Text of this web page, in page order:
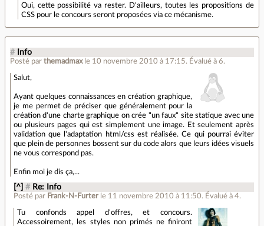
Oui, cette possibilité va rester. D'ailleurs, toutes les propositions de
CSS pour le concours seront proposées via ce mécanisme.
# Info
Posté par themadmax le 10 novembre 2010 à 17:15. Évalué à 6.
Salut,
Ayant quelques connaissances en création graphique,
je me permet de préciser que généralement pour la
création d'une charte graphique on crée "un faux" site statique avec une
ou plusieurs pages qui est simplement une image. Et seulement après
validation que l'adaptation html/css est réalisée. Ce qui pourrai éviter
que plein de personnes bossent sur du code alors que leurs idées visuels
ne vous correspond pas.
Enfin moi je dis ça,...
[^] # Re: Info
Posté par Frank-N-Furter le 11 novembre 2010 à 11:50. Évalué à4.
Tu confonds appel d'offres, et concours.
Accessoirement, les styles non primés ne finiront